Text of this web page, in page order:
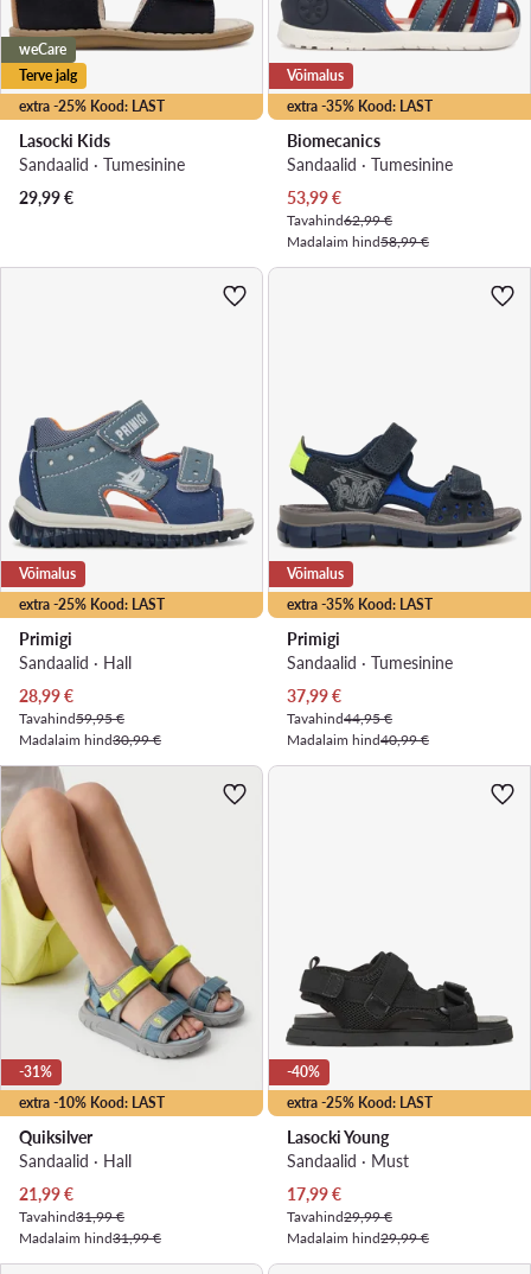
extra -25% Kood: LAST
weCare
Terve jalg
Lasocki Kids
Sandaalid · Tumesinine
29,99€
extra -35% Kood: LAST
Võimalus
Biomecanics
Sandaalid · Tumesinine
Praegune hind
53,99€
Tavahind62,99 €
Madalaim hind58,99 €
extra -25% Kood: LAST
Võimalus
Primigi
Sandaalid · Hall
Praegune hind
28,99€
Tavahind59,95 €
Madalaim hind30,99 €
extra -35% Kood: LAST
Võimalus
Primigi
Sandaalid · Tumesinine
Praegune hind
37,99€
Tavahind44,95 €
Madalaim hind40,99 €
extra -10% Kood: LAST
-31%
Quiksilver
Sandaalid · Hall
Praegune hind
21,99€
Tavahind31,99 €
Madalaim hind31,99 €
extra -25% Kood: LAST
-40%
Lasocki Young
Sandaalid · Must
Praegune hind
17,99€
Tavahind29,99 €
Madalaim hind29,99 €